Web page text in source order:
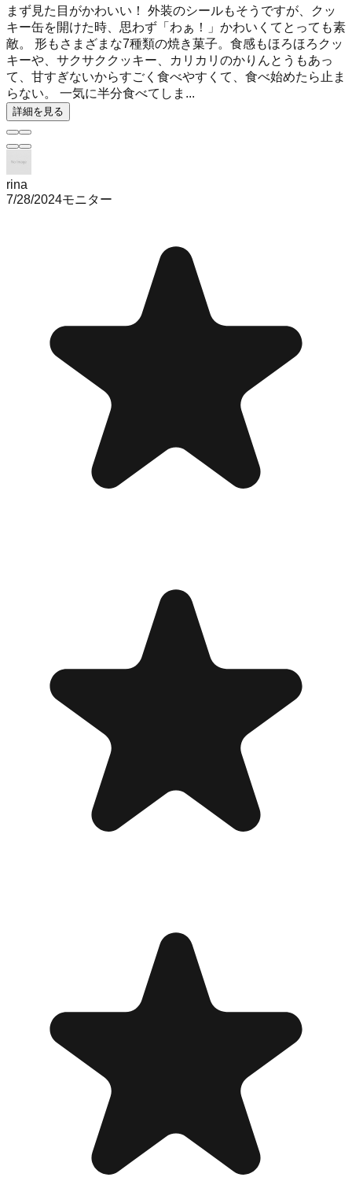
まず見た目がかわいい！ 外装のシールもそうですが、クッ
キー缶を開けた時、思わず「わぁ！」かわいくてとっても素
敵。 形もさまざまな7種類の焼き菓子。食感もほろほろクッ
キーや、サクサククッキー、カリカリのかりんとうもあっ
て、甘すぎないからすごく食べやすくて、食べ始めたら止ま
らない。 一気に半分食べてしま...
詳細を見る
rina
7/28/2024モニター